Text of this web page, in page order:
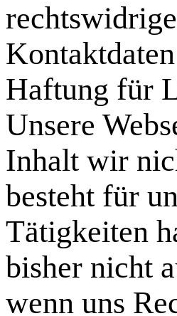
Haftung für
Unsere
Inhalt wir
besteht für
Tätigkeiten
bisher nicht
wenn uns